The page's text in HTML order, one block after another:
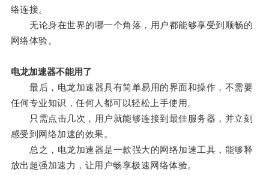
络连接。
无论身在世界的哪一个角落，用户都能够享受到顺畅的
网络体验。
电龙加速器不能用了
最后，电龙加速器具有简单易用的界面和操作，不需要
任何专业知识，任何人都可以轻松上手使用。
只需点击几次，用户就能够连接到最佳服务器，并立刻
感受到网络加速的效果。
总之，电龙加速器是一款强大的网络加速工具，能够释
放出超强加速力，让用户畅享极速网络体验。